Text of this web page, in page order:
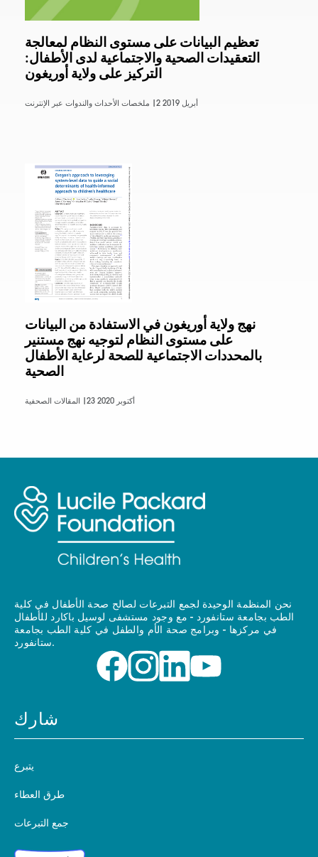
تعظيم البيانات على مستوى النظام لمعالجة
التعقيدات الصحية والاجتماعية لدى الأطفال:
التركيز على ولاية أوريغون
2 أبريل 2019
نهج ولاية أوريغون في الاستفادة من البيانات
على مستوى النظام لتوجيه نهج مستنير
بالمحددات الاجتماعية للصحة لرعاية الأطفال
الصحية
23 أكتوبر 2020
نحن المنظمة الوحيدة لجمع التبرعات لصالح صحة الأطفال في كلية
الطب بجامعة ستانفورد - مع وجود مستشفى لوسيل باكارد للأطفال
في مركزها - وبرامج صحة الأم والطفل في كلية الطب بجامعة
ستانفورد.
شارك
يتبرع
طرق العطاء
جمع التبرعات